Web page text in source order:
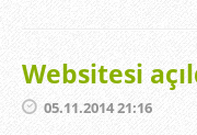
Websitesi
05.11.2014 21:16